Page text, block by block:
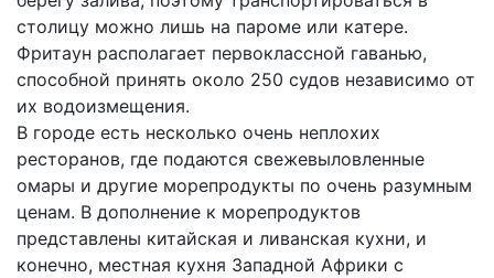
столицу можно лишь на пароме или катере.
Фритаун располагает первоклассной гаванью,
способной принять около 250 судов независимо от
их водоизмещения.
В городе есть несколько очень неплохих
ресторанов, где подаются свежевыловленные
омары и другие морепродукты по очень разумным
ценам. В дополнение к морепродуктов
представлены китайская и ливанская кухни, и
конечно, местная кухня Западной Африки с